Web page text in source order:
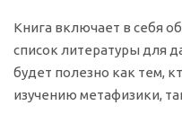
Книга включает в себя
список литературы для
будет полезно как тем,
изучению метафизики,